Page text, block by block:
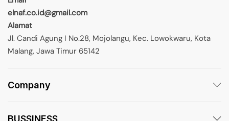
elnaf.co.id@gmail.com
Alamat
Jl. Candi Agung I No.28, Mojolangu, Kec. Lowokwaru, Kota
Malang, Jawa Timur 65142
Company
BUSSINESS